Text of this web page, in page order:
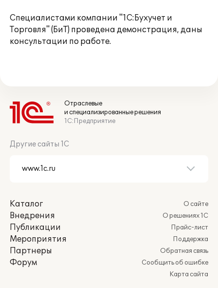
Специалистами компании "1С:Бухучет и
Торговля" (БиТ) проведена демонстрация, даны
консультации по работе.
Отраслевые
и специализированные решения
1С:Предприятие
Другие сайты 1С
Каталог
Внедрения
Публикации
Мероприятия
Партнеры
Форум
О сайте
О решениях 1С
Прайс-лист
Поддержка
Обратная связь
Сообщить об ошибке
Карта сайта